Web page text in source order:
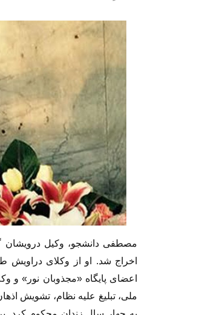
مصطفی دانشجو، وکیل درویشان
اعضای پایگاه «مجذوبان نور» و
ملی، تبلیغ علیه نظام، تشویش